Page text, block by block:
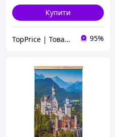
Купити
TopPrice | Товари за ТОП-ціною 95%